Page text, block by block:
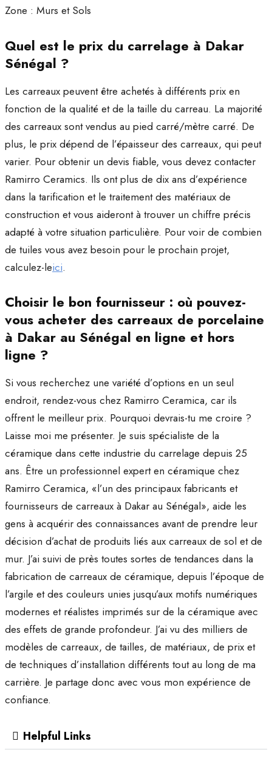
Zone : Murs et Sols
Quel est le prix du carrelage à Dakar
Sénégal ?
Les carreaux peuvent être achetés à différents prix en
fonction de la qualité et de la taille du carreau. La majorité
des carreaux sont vendus au pied carré/mètre carré. De
plus, le prix dépend de l’épaisseur des carreaux, qui peut
varier. Pour obtenir un devis fiable, vous devez contacter
Ramirro Ceramics. Ils ont plus de dix ans d’expérience
dans la tarification et le traitement des matériaux de
construction et vous aideront à trouver un chiffre précis
adapté à votre situation particulière. Pour voir de combien
de tuiles vous avez besoin pour le prochain projet,
calculez-leici.
Choisir le bon fournisseur : où pouvez-
vous acheter des carreaux de porcelaine
à Dakar au Sénégal en ligne et hors
ligne ?
Si vous recherchez une variété d’options en un seul
endroit, rendez-vous chez Ramirro Ceramica, car ils
offrent le meilleur prix. Pourquoi devrais-tu me croire ?
Laisse moi me présenter. Je suis spécialiste de la
céramique dans cette industrie du carrelage depuis 25
ans. Être un professionnel expert en céramique chez
Ramirro Ceramica, «l’un des principaux fabricants et
fournisseurs de carreaux à Dakar au Sénégal», aide les
gens à acquérir des connaissances avant de prendre leur
décision d’achat de produits liés aux carreaux de sol et de
mur. J’ai suivi de près toutes sortes de tendances dans la
fabrication de carreaux de céramique, depuis l’époque de
l’argile et des couleurs unies jusqu’aux motifs numériques
modernes et réalistes imprimés sur de la céramique avec
des effets de grande profondeur. J’ai vu des milliers de
modèles de carreaux, de tailles, de matériaux, de prix et
de techniques d’installation différents tout au long de ma
carrière. Je partage donc avec vous mon expérience de
confiance.
Helpful Links